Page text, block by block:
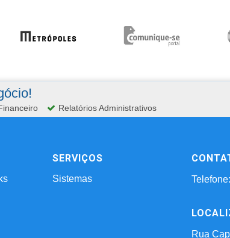
Relatórios Administrativos
SERVIÇOS
Sistemas
Rua